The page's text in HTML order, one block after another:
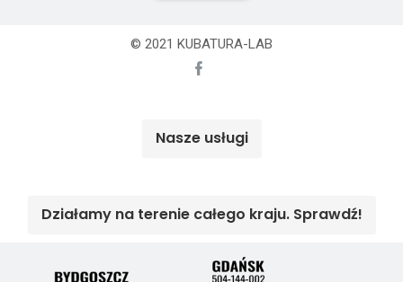
© 2021 KUBATURA-LAB
Nasze usługi
Działamy na terenie całego kraju. Sprawdź!